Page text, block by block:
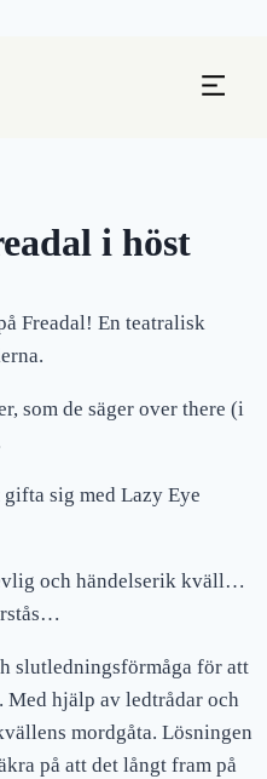
i höst
Freadal! En teatralisk
som de säger over there (i
sig med Lazy Eye
och händelserik kväll…
slutledningsförmåga för att
hjälp av ledtrådar och
mordgåta. Lösningen
på att det långt fram på